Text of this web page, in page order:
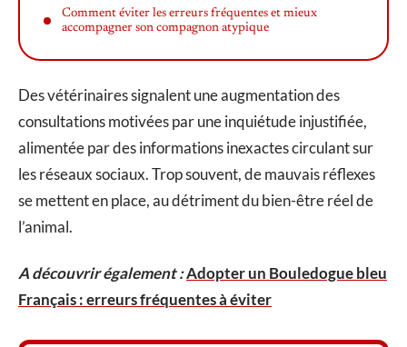
Comment éviter les erreurs fréquentes et mieux
accompagner son compagnon atypique
Des vétérinaires signalent une augmentation des
consultations motivées par une inquiétude injustifiée,
alimentée par des informations inexactes circulant sur
les réseaux sociaux. Trop souvent, de mauvais réflexes
se mettent en place, au détriment du bien-être réel de
l’animal.
A découvrir également :Adopter un Bouledogue bleu
Français : erreurs fréquentes à éviter